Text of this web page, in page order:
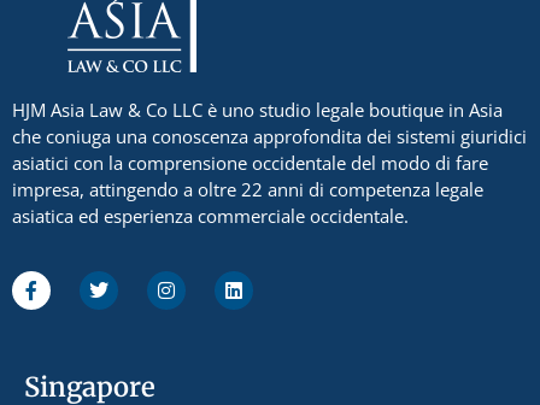
HJM Asia Law & Co LLC è uno studio legale boutique in Asia
che coniuga una conoscenza approfondita dei sistemi giuridici
asiatici con la comprensione occidentale del modo di fare
impresa, attingendo a oltre 22 anni di competenza legale
asiatica ed esperienza commerciale occidentale.
Singapore